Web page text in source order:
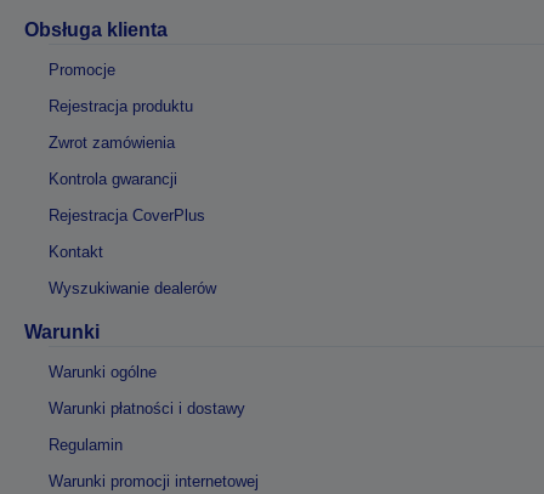
Obsługa klienta
Promocje
Rejestracja produktu
Zwrot zamówienia
Kontrola gwarancji
Rejestracja CoverPlus
Kontakt
Wyszukiwanie dealerów
Warunki
Warunki ogólne
Warunki płatności i dostawy
Regulamin
Warunki promocji internetowej